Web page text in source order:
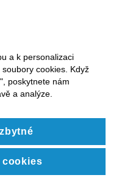
a k personalizaci
cookies. Když
poskytnete nám
a analýze.
cookies